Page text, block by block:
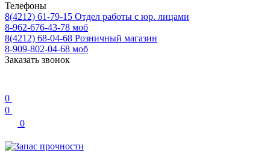
Телефоны
8(4212) 61-79-15 Отдел работы с юр. лицами
8-962-676-43-78 моб
8(4212) 68-04-68 Розничный магазин
8-909-802-04-68 моб
Заказать звонок
0
0
0